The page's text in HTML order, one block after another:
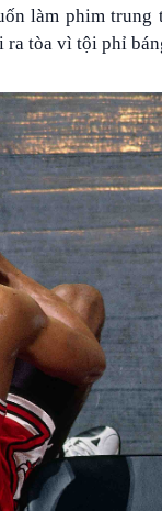
làm phim
ra tòa vì tội phỉ